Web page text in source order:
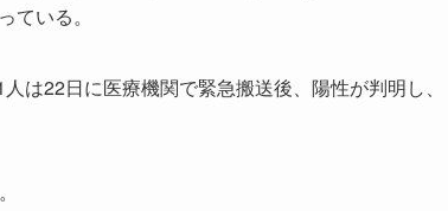
いる。
22日に医療機関で緊急搬送後、陽性が判明し、